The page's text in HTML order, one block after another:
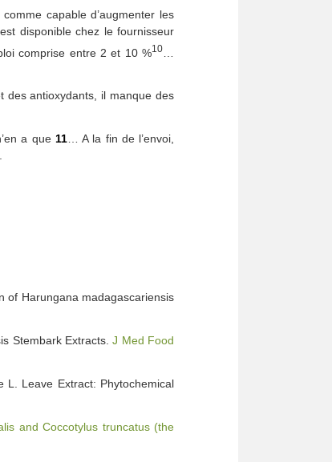
capable d’augmenter les
disponible chez le fournisseur
comprise entre 2 et 10 %10
des antioxydants, il manque des
a que 11… A la fin de l’envoi,
of Harungana madagascariensis
Stembark Extracts.J Med Food
L. Leave Extract: Phytochemical
and Coccotylus truncatus (the